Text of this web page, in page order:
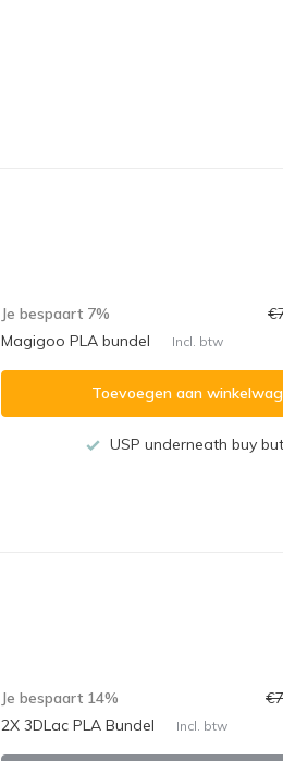
Je bespaart 7%
Magigoo PLA bundel Incl. btw
Toevoegen aan
USP underneath buy
Je bespaart 14%
2X 3DLac PLA Bundel Incl. btw